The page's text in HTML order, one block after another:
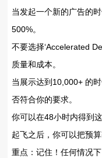
当发起一个新的广告的
500%。
不要选择‘Accelerated
质量和成本。
当展示达到10,000+ 的
否符合你的要求。
你可以在48小时内得到
起飞之后，你可以把预
重点：记住！任何情况